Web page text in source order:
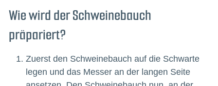
Wie wird der Schweinebauch
präpariert?
Zuerst den Schweinebauch auf die Schwarte
legen und das Messer an der langen Seite